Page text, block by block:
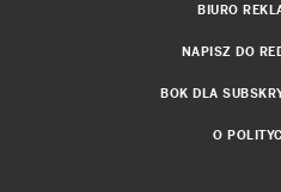
BIURO
NAPISZ DO
BOK DLA
O